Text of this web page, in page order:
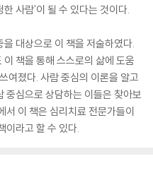
사람'이 될 수 있다는 것이다.
대상으로 이 책을 저술하였다.
책을 통해 스스로의 삶에 도움
여졌다. 사람 중심의 이론을 알고
중심으로 상담하는 이들은 찾아보
서 이 책은 심리치료 전문가들이
이라고 할 수 있다.